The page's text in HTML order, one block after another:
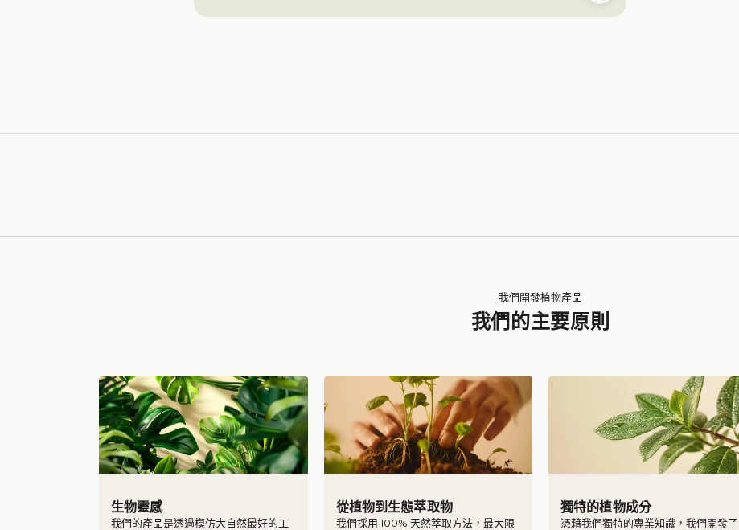
我們開發植物產品
我們的主要原則
生物靈感
我們的產品是透過模仿大自然最好的工
從植物到生態萃取物
我們採用 100% 天然萃取方法，最大限
獨特的植物成分
憑藉我們獨特的專業知識，我們開發了